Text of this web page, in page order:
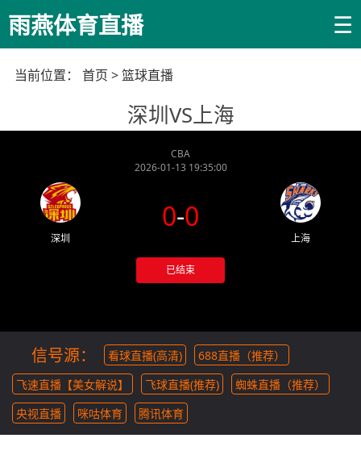
雨燕体育直播 ☰
当前位置： 首页 >篮球直播
深圳VS上海
CBA
2026-01-13 19:35:00
深圳
0-0
已结束
上海
信号源： 看球直播(高清)
688直播（推荐）
飞速直播【美女解说】
飞球直播(推荐)
蜘蛛直播（推荐）
央视直播
咪咕体育 腾讯体育